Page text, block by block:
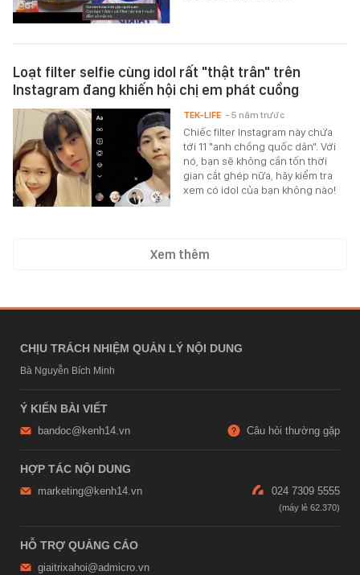
Loạt filter selfie cùng idol rất "thật trân" trên
Instagram đang khiến hội chị em phát cuồng
Chiếc filter Instagram này chứa
tới 11 "anh chồng quốc dân". Với
nó, bạn sẽ không cần tốn thời
gian cắt ghép nữa, hãy kiểm tra
xem có idol của bạn không nào!
TEK-LIFE - 5 năm trước
Xem thêm
CHỊU TRÁCH NHIỆM QUẢN LÝ NỘI DUNG
Bà Nguyễn Bích Minh
Ý KIẾN BÀI VIẾT
bandoc@kenh14.vn Câu hỏi thường gặp
HỢP TÁC NỘI DUNG
marketing@kenh14.vn 024 7309 5555
HỖ TRỢ QUẢNG CÁO
giaitrixahoi@admicro.vn